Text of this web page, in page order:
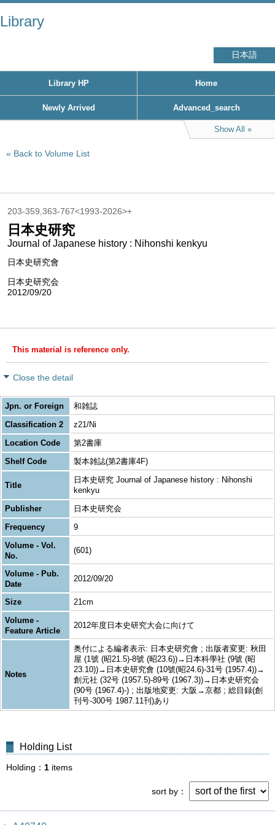
Library
日本語
Library HP Home
Newly Arrived Advanced_search
Show All
Back to Volume List
203-359,363-767<1993-2026>+
日本史研究
Journal of Japanese history : Nihonshi kenkyu
日本史研究會
日本史研究会
2012/09/20
This material is reference only.
Close the detail
Jpn. or Foreign
和雑誌
Classification 2
z21/Ni
Location Code
第2書庫
Shelf Code
製本雑誌(第2書庫4F)
Title
日本史研究 Journal of Japanese history : Nihonshi
kenkyu
Publisher
日本史研究会
Frequency
9
Volume - Vol.
No.
(601)
Volume - Pub.
Date
2012/09/20
Size
21cm
Volume -
Feature Article
2012年度日本史研究大会に向けて
Notes
奥付による編者表示: 日本史研究會 ; 出版者変更: 秋田
屋 (1號 (昭21.5)-8號 (昭23.6))→日本科學社 (9號 (昭
23.10))→日本史研究會 (10號(昭24.6)-31号 (1957.4))→
創元社 (32号 (1957.5)-89号 (1967.3))→日本史研究会
(90号 (1967.4)-) ; 出版地変更: 大阪→京都 ; 総目録(創
刊号-300号 1987.11刊)あり
Holding List
Holding 1 items
sort by